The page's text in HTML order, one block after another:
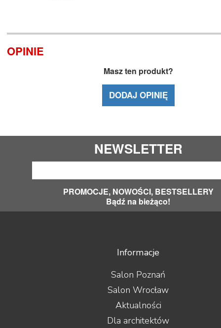
OPINIE
Masz ten produkt?
DODAJ OPINIĘ
NEWSLETTER
PROMOCJE, NOWOŚCI, BESTSELLERY
Bądź na bieżąco!
Informacje
Salon Poznań
Salon Wrocław
Aktualności
Dla architektów